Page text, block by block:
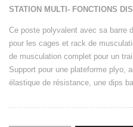
Cordes à Sauter &
KettleBells
Slam Balls & Wall
Balls
Battle Rope & Corde
à Grimper
STATION MULTI- FONCTIONS
Ce poste polyvalent avec sa barre
pour les cages et rack de
de musculation complet pour un
Support pour une plateforme plyo,
élastique de résistance, une dips